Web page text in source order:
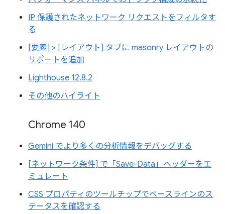
IP 保護されたネットワーク リクエストをフィルタす
る
[要素] > [レイアウト] タブに masonry レイアウトの
サポートを追加
Lighthouse 12.8.2
その他のハイライト
Chrome 140
Gemini でより多くの分析情報をデバッグする
[ネットワーク条件] で「Save-Data」ヘッダーをエ
ミュレート
CSS プロパティのツールチップでベースラインのス
テータスを確認する